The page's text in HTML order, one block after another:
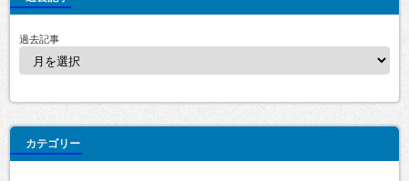
過去記事
カテゴリー